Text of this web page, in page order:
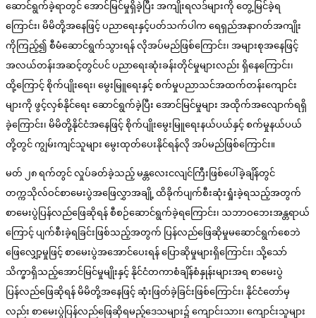
ဆောင်ရွက်ခဲ့ရာတွင် အောင်မြင်မှုရှိခဲ့ပြီး အကျိုးရလဒ်များကို တွေ့မြင်ခဲ့ရ
ကြောင်း၊ မိမိတို့အနေဖြင့် ပညာရေးနှင့်ပတ်သက်ပါက ရေရှည်အနာဂတ်အကျိုး
ကိုကြည့်၍ စီမံဆောင်ရွက်သွားရန် လိုအပ်မည်ဖြစ်ကြောင်း၊ အများစုအနေဖြင့်
အလယ်တန်းအဆင့်တွင်ပင် ပညာရေးဆုံးခန်းတိုင်မှုများလည်း ရှိနေကြောင်း၊
ထို့ကြောင့် စိုက်ပျိုးရေး၊ မွေးမြူရေးနှင့် စက်မှုပညာသင်အထက်တန်းကျောင်း
များကို ဖွင့်လှစ်နိုင်ရေး ဆောင်ရွက်ခဲ့ပြီး အောင်မြင်မှုများ အထိုက်အလျောက်ရရှိ
ခဲ့ကြောင်း၊ မိမိတို့နိုင်ငံအနေဖြင့် စိုက်ပျိုးမွေးမြူရေးနယ်ပယ်နှင့် စက်မှုနယ်ပယ်
တို့တွင် ကျွမ်းကျင်သူများ မွေးထုတ်ပေးနိုင်ရန်လို အပ်မည်ဖြစ်ကြောင်း။
မတ် ၂၈ ရက်တွင် လှုပ်ခတ်ခဲ့သည့် မန္တလေးငလျင်ကြီးဖြစ်ပေါ်ခဲ့ချိန်တွင်
တက္ကသိုလ်ဝင်စာမေးပွဲအဖြေလွှာအချို့ ထိခိုက်ပျက်စီးဆုံးရှုံးခဲ့ရသည့်အတွက်
စာမေးပွဲပြန်လည်ဖြေဆိုရန် စီစဉ်ဆောင်ရွက်ခဲ့ရကြောင်း၊ သဘာဝဘေးအန္တရာယ်
ကြောင့် ပျက်စီးခဲ့ရခြင်းဖြစ်သည့်အတွက် ပြန်လည်ဖြေဆိုမှုမဆောင်ရွက်စေဘဲ
ဖြေလျှော့မှုဖြင့် စာမေးပွဲအအောင်ပေးရန် ပြောဆိုမှုများရှိကြောင်း၊ သို့သော်
သိက္ခာရှိသည့်အောင်မြင်မှုမျိုးနှင့် နိုင်ငံတကာစံချိန်စံနှုန်းများအရ စာမေးပွဲ
ပြန်လည်ဖြေဆိုရန် မိမိတို့အနေဖြင့် ဆုံးဖြတ်ခဲ့ခြင်းဖြစ်ကြောင်း၊ နိုင်ငံတော်မှ
လည်း စာမေးပွဲပြန်လည်ဖြေဆိုရမည့်ဒေသများ၌ ကျောင်းသား၊ ကျောင်းသူများ